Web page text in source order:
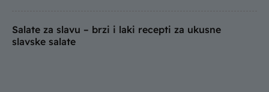
Salate za slavu – brzi i laki recepti za ukusne
slavske salate